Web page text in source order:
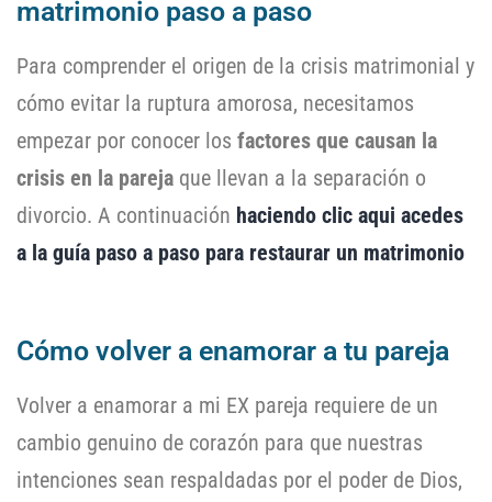
matrimonio paso a paso
Para comprender el origen de la crisis matrimonial y
cómo evitar la ruptura amorosa, necesitamos
empezar por conocer los factores que causan la
crisis en la pareja que llevan a la separación o
divorcio. A continuación haciendo clic aqui acedes
a la guía paso a paso para restaurar un matrimonio
Cómo volver a enamorar a tu pareja
Volver a enamorar a mi EX pareja requiere de un
cambio genuino de corazón para que nuestras
intenciones sean respaldadas por el poder de Dios,